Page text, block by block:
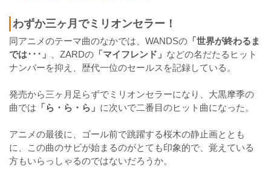
わずか三ヶ月でミリオンセラー！
同アニメのテーマ曲のなかでは、WANDSの 「世界が終わるま
では･･･」
、ZARDの 「マイフレンド」 などの名だたるヒット
ナンバーを抑え、歴代一位のセールスを記録している。
発売から三ヶ月足らずでミリオンセラーになり、大黒摩季の
曲では 「ら・ら・ら」 に次いで二番目のヒット曲になった。
アニメの最後に、ゴール前で跳躍する桜木の静止画ととも
に、この曲のサビが始まるのがとても印象的で、覚えている
方もいらっしゃるのではないだろうか。